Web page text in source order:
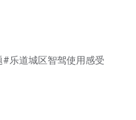
乐道城区智驾使用感受